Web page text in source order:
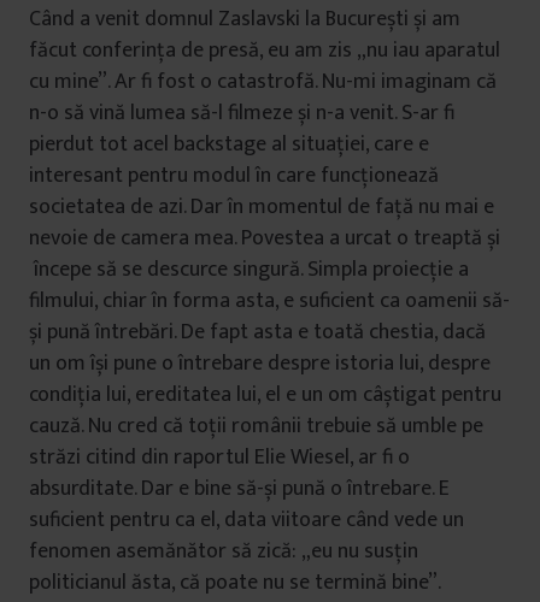
Când a venit domnul Zaslavski la București și am
făcut conferința de presă, eu am zis „nu iau aparatul
cu mine”. Ar fi fost o catastrofă. Nu-mi imaginam că
n-o să vină lumea să-l filmeze și n-a venit. S-ar fi
pierdut tot acel backstage al situației, care e
interesant pentru modul în care funcționează
societatea de azi. Dar în momentul de față nu mai e
nevoie de camera mea. Povestea a urcat o treaptă și
începe să se descurce singură. Simpla proiecție a
filmului, chiar în forma asta, e suficient ca oamenii să-
și pună întrebări. De fapt asta e toată chestia, dacă
un om își pune o întrebare despre istoria lui, despre
condiția lui, ereditatea lui, el e un om câștigat pentru
cauză. Nu cred că toții românii trebuie să umble pe
străzi citind din raportul Elie Wiesel, ar fi o
absurditate. Dar e bine să-și pună o întrebare. E
suficient pentru ca el, data viitoare când vede un
fenomen asemănător să zică: „eu nu susțin
politicianul ăsta, că poate nu se termină bine”.